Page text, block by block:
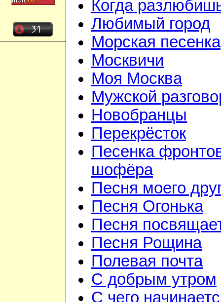
Когда
Любимый город
Морская песенка
Москвичи
Моя Москва
Мужской
Новобранцы
Перекрёсток
Песенка
шофёра
Песня моего
Песня Огонька
Песня
Песня Рощина
Полевая почта
С добрым утром
С чего